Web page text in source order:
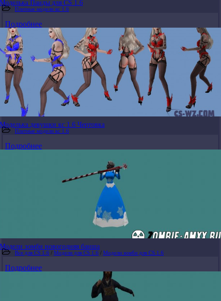
Моделька Панды для CS 1.6
Платные модели кс 1.6
Подробнее
Моделька девушки кс 1.6 Чертовка
Платные модели кс 1.6
Подробнее
Модели зомби новогодняя банша
Все для CS 1.6 / Модели для CS 1.6 / Модели зомби для CS 1.6
Подробнее